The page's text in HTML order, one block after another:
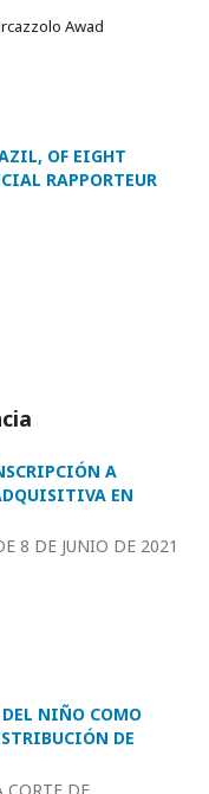
Awad
OF EIGHT
RAPPORTEUR
A
EN
8 DE JUNIO DE 2021
DEL NIÑO COMO
DE
CORTE DE